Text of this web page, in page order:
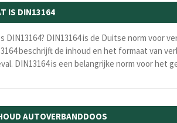
IS DIN13164
DIN13164? DIN13164 is de Duitse norm voor
beschrijft de inhoud en het formaat van
DIN13164 is een belangrijke norm voor het
AUTOVERBANDDOOS